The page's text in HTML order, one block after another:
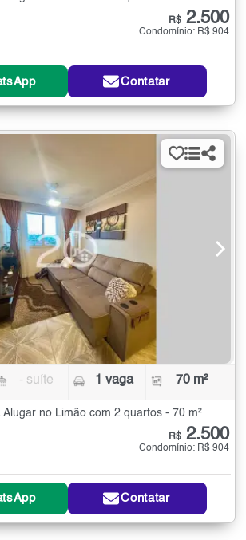
R$ 2.500
Condomínio: R$ 904
Contatar
- suíte 1 vaga 70 m²
no Limão com 2 quartos - 70 m²
R$ 2.500
Condomínio: R$ 904
Contatar